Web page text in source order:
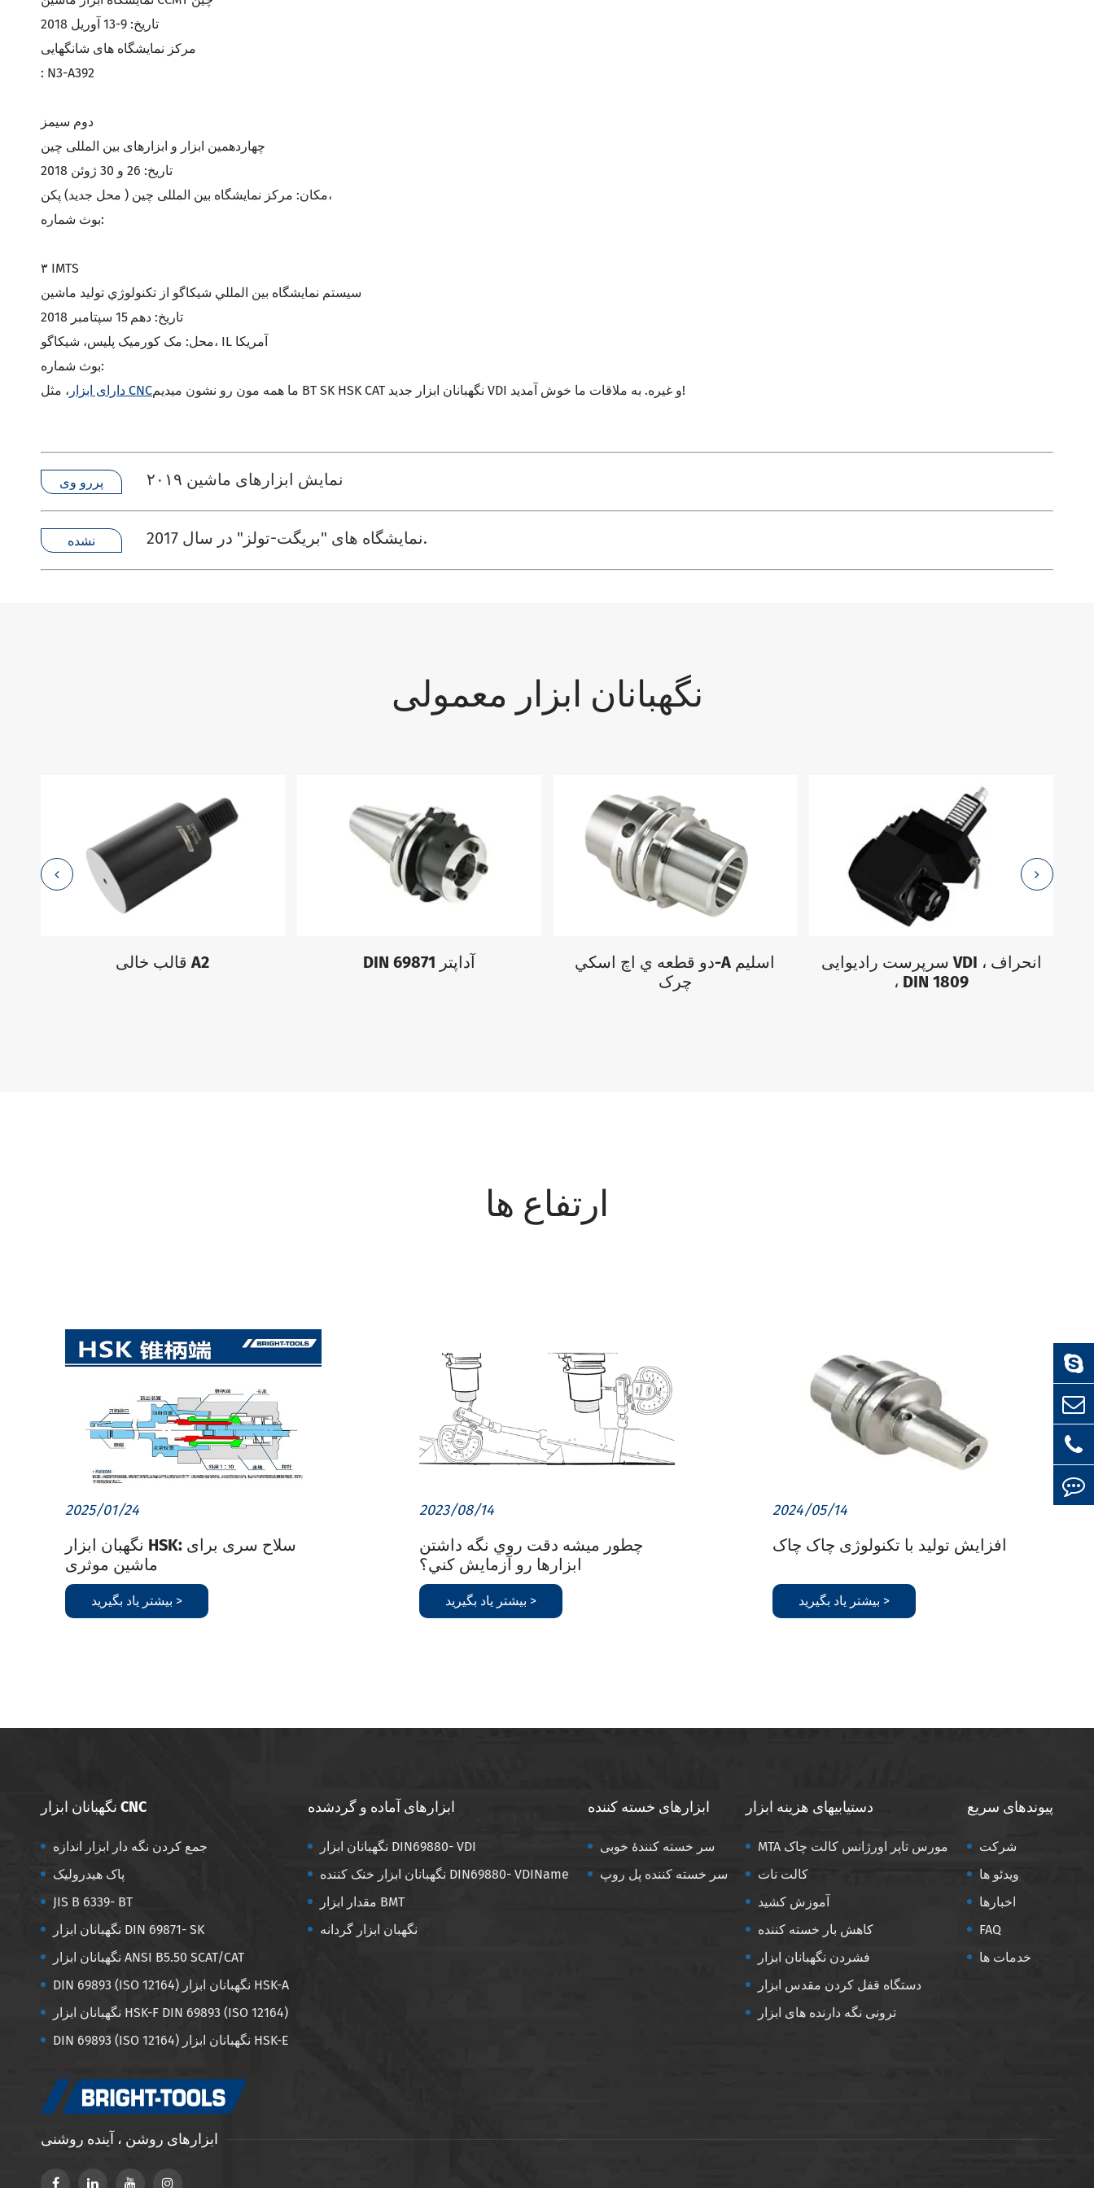
ماشین
سر زاویه
تاریخ: 9-13 آوریل 2018
مرکز نمایشگاه های شانگهایی
: N3-A392
دوم سيمز
چهاردهمین ابزار و ابزارهای بین المللی چین
تاریخ: 26 و 30 ژوئن 2018
مکان: مرکز نمایشگاه بین المللی چین ( محل جدید) پکن،
بوث شماره:
۳ IMTS
سيستم نمايشگاه بين المللي شيکاگو از تکنولوژي توليد ماشين
تاریخ: دهم 15 سپتامبر 2018
محل: مک کورمیک پلیس، شیکاگو، IL آمریکا
بوث شماره:
ما همه مون رو نشون ميديمدارای ابزار CNC ، مثل BT SK HSK CAT نگهبانان ابزار جدید VDI و غیره. به ملاقات ما خوش آمدید!
پررو وی نمایش ابزارهای ماشین ۲۰۱۹
نشده نمایشگاه های "بریگت-تولز" در سال 2017.
نگهبانان ابزار معمولی
قالب خالی A2 DIN 69871 آداپتر
دو قطعه ي اچ اسکي-A اسليم
چرک
سرپرست رادیوایی VDI ، انحراف
، DIN 1809
ارتفاع ها
2025/01/24
نگهبان ابزار HSK: سلاح سری برای
ماشین موثری
بیشتر یاد بگیرید >
2023/08/14
چطور ميشه دقت روي نگه داشتن
ابزارها رو آزمايش کني؟
بیشتر یاد بگیرید >
2024/05/14
افزایش تولید با تکنولوژی چاک چاک
بیشتر یاد بگیرید >
نگهبانان ابزار CNC
جمع کردن نگه دار ابزار اندازه
پاک هیدرولیک
JIS B 6339- BT
نگهبانان ابزار DIN 69871- SK
نگهبانان ابزار ANSI B5.50 SCAT/CAT
DIN 69893 (ISO 12164) نگهبانان ابزار HSK-A
نگهبانان ابزار HSK-F DIN 69893 (ISO 12164)
DIN 69893 (ISO 12164) نگهبانان ابزار HSK-E
ابزارهای آماده و گردشده
نگهبانان ابزار DIN69880- VDI
نگهبانان ابزار خنک کننده DIN69880- VDIName
مقدار ابزار BMT
نگهبان ابزار گردانه
ابزارهای خسته کننده
سر خسته کنندهٔ خوبی
سر خسته کننده پل روپ
دستیابیهای هزینه ابزار
MTA مورس تاپر اورژانس کالت چاک
کالت نات
آموزش کشید
کاهش بار خسته کننده
فشردن نگهبانان ابزار
دستگاه قفل کردن مقدس ابزار
ترونی نگه دارنده های ابزار
پیوندهای سریع
شرکت
ویدئو ها
اخبارها
FAQ
خدمات ها
ابزارهای روشن ، آینده روشنی